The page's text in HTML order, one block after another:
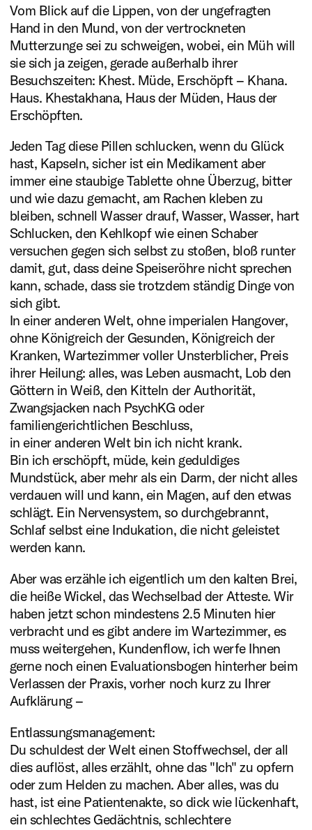
Vom Blick auf die Lippen, von der ungefragten
Hand in den Mund, von der vertrockneten
Mutterzunge sei zu schweigen, wobei, ein Müh will
sie sich ja zeigen, gerade außerhalb ihrer
Besuchszeiten: Khest. Müde, Erschöpft – Khana.
Haus. Khestakhana, Haus der Müden, Haus der
Erschöpften.
Jeden Tag diese Pillen schlucken, wenn du Glück
hast, Kapseln, sicher ist ein Medikament aber
immer eine staubige Tablette ohne Überzug, bitter
und wie dazu gemacht, am Rachen kleben zu
bleiben, schnell Wasser drauf, Wasser, Wasser, hart
Schlucken, den Kehlkopf wie einen Schaber
versuchen gegen sich selbst zu stoßen, bloß runter
damit, gut, dass deine Speiseröhre nicht sprechen
kann, schade, dass sie trotzdem ständig Dinge von
sich gibt.
In einer anderen Welt, ohne imperialen Hangover,
ohne Königreich der Gesunden, Königreich der
Kranken, Wartezimmer voller Unsterblicher, Preis
ihrer Heilung: alles, was Leben ausmacht, Lob den
Göttern in Weiß, den Kitteln der Authorität,
Zwangsjacken nach PsychKG oder
familiengerichtlichen Beschluss,
in einer anderen Welt bin ich nicht krank.
Bin ich erschöpft, müde, kein geduldiges
Mundstück, aber mehr als ein Darm, der nicht alles
verdauen will und kann, ein Magen, auf den etwas
schlägt. Ein Nervensystem, so durchgebrannt,
Schlaf selbst eine Indukation, die nicht geleistet
werden kann.
Aber was erzähle ich eigentlich um den kalten Brei,
die heiße Wickel, das Wechselbad der Atteste. Wir
haben jetzt schon mindestens 2.5 Minuten hier
verbracht und es gibt andere im Wartezimmer, es
muss weitergehen, Kundenflow, ich werfe Ihnen
gerne noch einen Evaluationsbogen hinterher beim
Verlassen der Praxis, vorher noch kurz zu Ihrer
Aufklärung –
Entlassungsmanagement:
Du schuldest der Welt einen Stoffwechsel, der all
dies auflöst, alles erzählt, ohne das "Ich" zu opfern
oder zum Helden zu machen. Aber alles, was du
hast, ist eine Patientenakte, so dick wie lückenhaft,
ein schlechtes Gedächtnis, schlechtere
Literatur
plus eins
2025
Miedya Mahmod (Mentee)
Daniela Seel (Mentorin)
Mehr erfahren
Literatur
plus eins
2025
Lisa Tracy Michalik
(Mentee)
Olivia Wenzel (Mentorin)
Residenzen
Atelier Galata,
Wir vergeben ein
Residenzstipendium im
Bereich Literatur in Istanbul.
Mehr lesen
Jan van Eyck
Die Kunststiftung NRW hat
ein neues, zweimonatiges
Residenzstipendium an der
Jan van Eyck Academie,
Förderbeispiele
Stiftungsinitiativen
Straelener
Mit diesem Preis zeichnen wir
herausragende literarische
Straelener
Wir fördernThomas-Kling-
Musik
Performing Arts